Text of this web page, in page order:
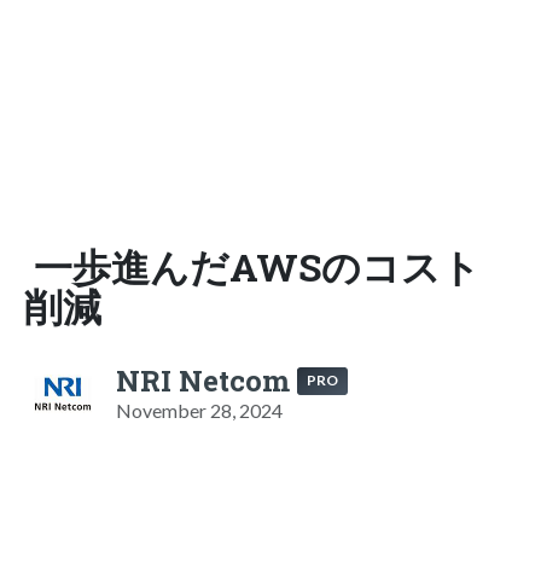
一歩進んだAWSのコスト
削減
NRI Netcom PRO
November 28, 2024